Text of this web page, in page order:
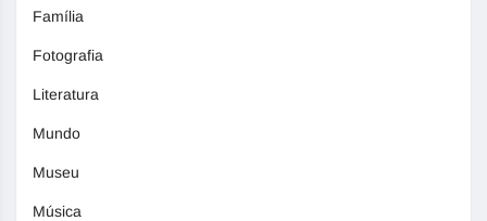
Família
Fotografia
Literatura
Mundo
Museu
Música